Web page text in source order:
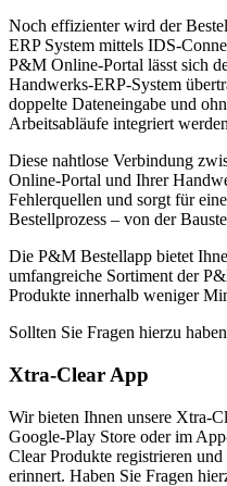
Noch effizienter wird der
ERP System mittels IDS-
P&M Online-Portal lässt sich
Handwerks-ERP-System
doppelte Dateneingabe und
Arbeitsabläufe integriert
Diese nahtlose Verbindung
Online-Portal und Ihrer
Fehlerquellen und sorgt für
Bestellprozess – von der
Die P&M Bestellapp bietet
umfangreiche Sortiment der
Produkte innerhalb weniger
Sollten Sie Fragen hierzu
Xtra-Clear App
Wir bieten Ihnen unsere Xtra-
Google-Play Store oder im
Clear Produkte registrieren
erinnert. Haben Sie Fragen